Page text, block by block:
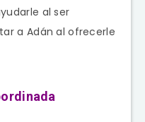
al ser
a Adán al ofrecerle